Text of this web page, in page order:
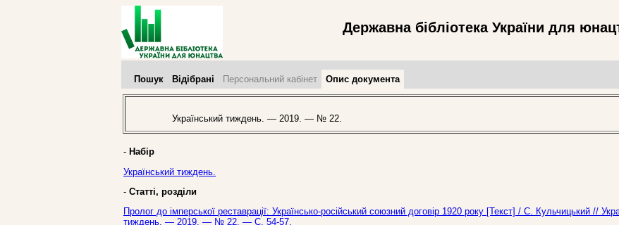
Державна бібліотека України для
Пошук Відібрані Персональний кабінет Опис документа
Український тиждень. — 2019. — № 22.
- Набір
Український тиждень.
- Статті, розділи
Пролог до імперської реставрації: Українсько-російський союзний договір 1920 року [Текст] / С. Кульчицький //
тиждень. — 2019. — № 22. — С. 54-57.